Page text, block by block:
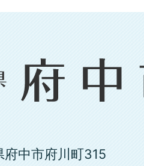
中市府川町315